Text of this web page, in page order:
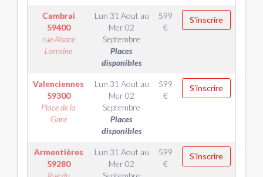
Cambrai
59400
rue Alsace
Lorraine
Lun 31 Aout au
Mer 02
Septembre
Places
disponibles
599
€
S'inscrire
Valenciennes
59300
Place de la
Gare
Lun 31 Aout au
Mer 02
Septembre
Places
disponibles
599
€
S'inscrire
Armentières
59280
Lun 31 Aout au
Mer 02
599
€
S'inscrire